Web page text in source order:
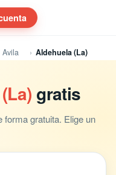
Avila Aldehuela (La)
gratis
forma gratuita. Elige un